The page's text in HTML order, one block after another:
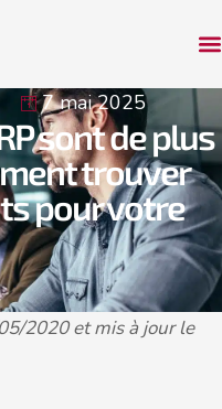
7 mai 2025
sont de plus
trouver
pour votre
2020 et mis à jour le